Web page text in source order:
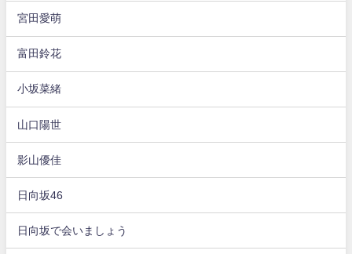
宮田愛萌
富田鈴花
小坂菜緒
山口陽世
影山優佳
日向坂46
日向坂で会いましょう